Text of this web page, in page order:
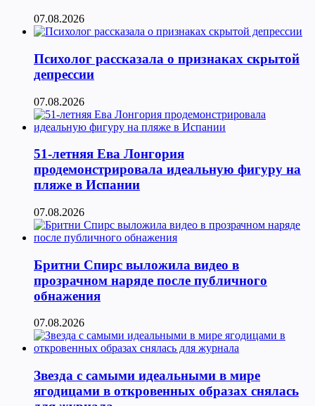
07.08.2026
Психолог рассказала о признаках скрытой
депрессии
07.08.2026
51-летняя Ева Лонгория
продемонстрировала идеальную фигуру на
пляже в Испании
07.08.2026
Бритни Спирс выложила видео в
прозрачном наряде после публичного
обнажения
07.08.2026
Звезда с самыми идеальными в мире
ягодицами в откровенных образах снялась